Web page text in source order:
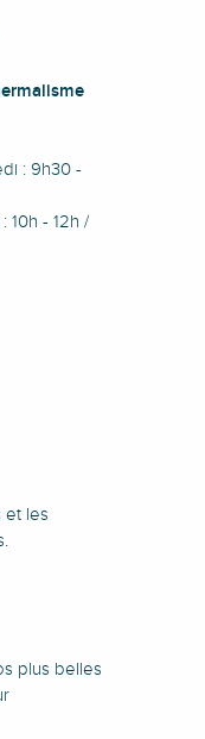
: 9h30 -
10h - 12h /
et les
plus belles